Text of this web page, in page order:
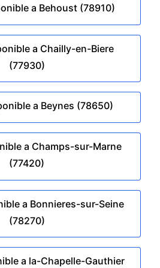
a Behoust (78910)
a Chailly-en-Biere
(77930)
a Beynes (78650)
a Champs-sur-Marne
(77420)
a Bonnieres-sur-Seine
(78270)
a la-Chapelle-Gauthier